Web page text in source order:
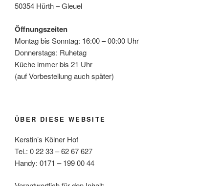
50354 Hürth – Gleuel
Öffnungszeiten
Montag bis Sonntag: 16:00 – 00:00 Uhr
Donnerstags: Ruhetag
Küche immer bis 21 Uhr
(auf Vorbestellung auch später)
ÜBER DIESE WEBSITE
Kerstin’s Kölner Hof
Tel.: 0 22 33 – 62 67 627
Handy: 0171 – 199 00 44